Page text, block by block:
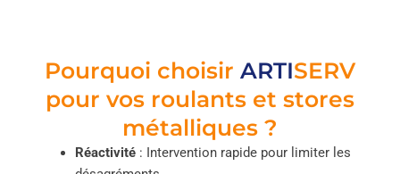
Pourquoi choisir ARTISERV
pour vos roulants et stores
métalliques ?
Réactivité: Intervention rapide pour limiter les